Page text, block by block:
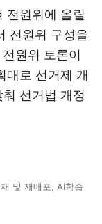
전원위에 올릴
전원위 구성을
원위 토론이
대로 선거제 개
선거법 개정
및 재배포, AI학습